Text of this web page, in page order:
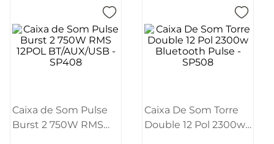
Caixa de Som Pulse
Burst 2 750W RMS
Caixa De Som Torre
Double 12 Pol 2300w